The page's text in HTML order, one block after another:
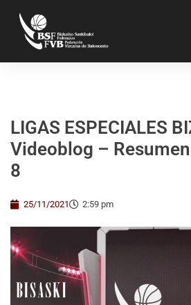
LIGAS ESPECIALES
Videoblog –
8
25/11/2021 2:59 pm